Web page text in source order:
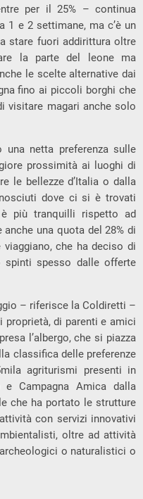
per il 25% – continua
1 e 2 settimane, ma c’è un
stare fuori addirittura oltre
la parte del leone ma
le scelte alternative dai
fino ai piccoli borghi che
visitare magari anche solo
una netta preferenza sulle
prossimità ai luoghi di
le bellezze d’Italia o dalla
dove ci si è trovati
più tranquilli rispetto ad
anche una quota del 28% di
che ha deciso di
spinti spesso dalle offerte
– riferisce la Coldiretti –
proprietà, di parenti e amici
l’albergo, che si piazza
classifica delle preferenze
agriturismi presenti in
Campagna Amica dalla
che ha portato le strutture
con servizi innovativi
oltre ad attività
o naturalistici o